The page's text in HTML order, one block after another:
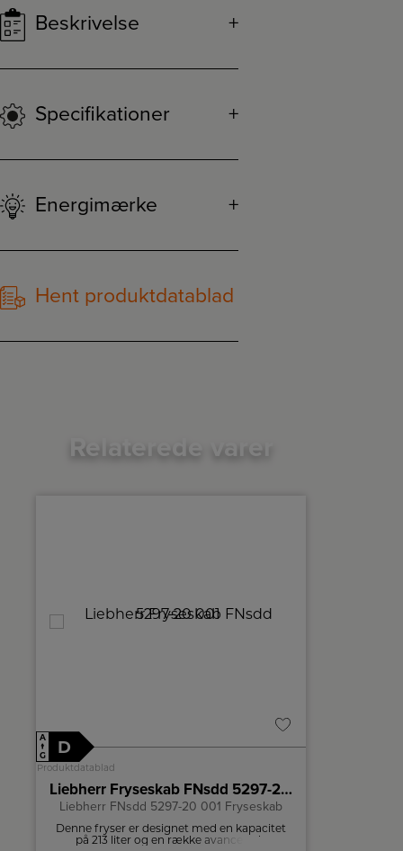
Beskrivelse
Specifikationer
Energimærke
Hent produktdatablad
Relaterede varer
A
↑
G
D
Produktdatablad
Liebherr Fryseskab FNsdd 5297-20 001
Liebherr FNsdd 5297-20 001 Fryseskab
Denne fryser er designet med en kapacitet
på 213 liter og en række avancerede